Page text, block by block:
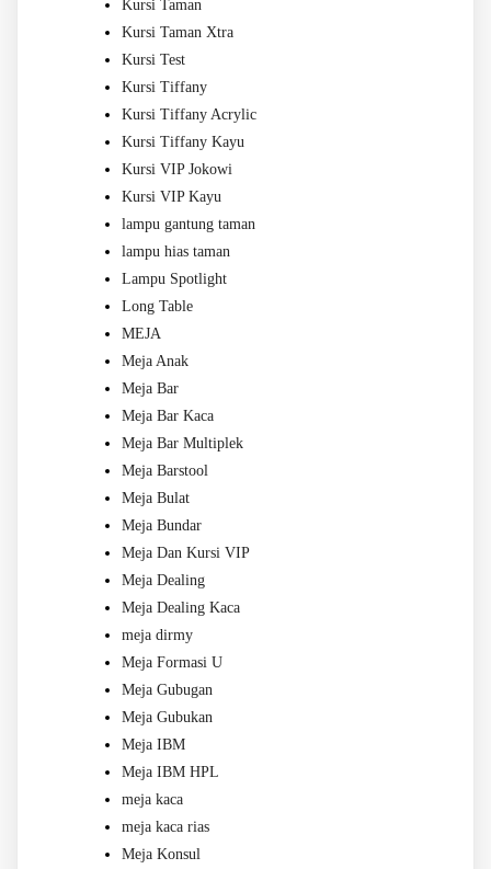
Kursi Taman
Kursi Taman Xtra
Kursi Test
Kursi Tiffany
Kursi Tiffany Acrylic
Kursi Tiffany Kayu
Kursi VIP Jokowi
Kursi VIP Kayu
lampu gantung taman
lampu hias taman
Lampu Spotlight
Long Table
MEJA
Meja Anak
Meja Bar
Meja Bar Kaca
Meja Bar Multiplek
Meja Barstool
Meja Bulat
Meja Bundar
Meja Dan Kursi VIP
Meja Dealing
Meja Dealing Kaca
meja dirmy
Meja Formasi U
Meja Gubugan
Meja Gubukan
Meja IBM
Meja IBM HPL
meja kaca
meja kaca rias
Meja Konsul